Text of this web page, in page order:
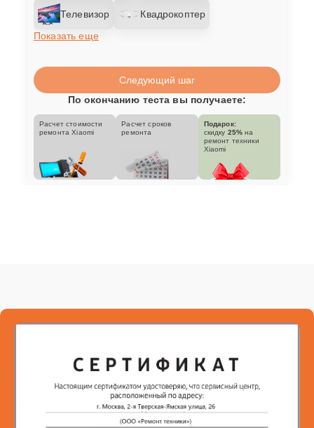
Телевизор
Квадрокоптер
Показать еще
Следующий шаг
По окончанию теста вы получаете:
Расчет стоимости
ремонта Xiaomi
Расчет сроков
ремонта
Подарок:
скидку 25% на
ремонт техники
Xiaomi